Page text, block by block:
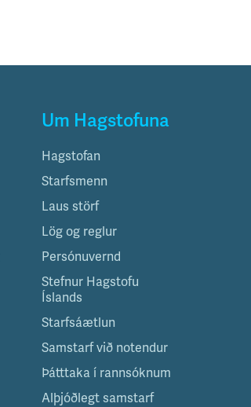
Um Hagstofuna
Hagstofan
Starfsmenn
Laus störf
Lög og reglur
Persónuvernd
Stefnur Hagstofu
Íslands
Starfsáætlun
Samstarf við notendur
Þátttaka í rannsóknum
Alþjóðlegt samstarf